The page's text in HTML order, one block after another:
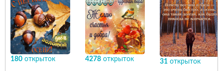
180 открыток 4278 открыток 31 открыток